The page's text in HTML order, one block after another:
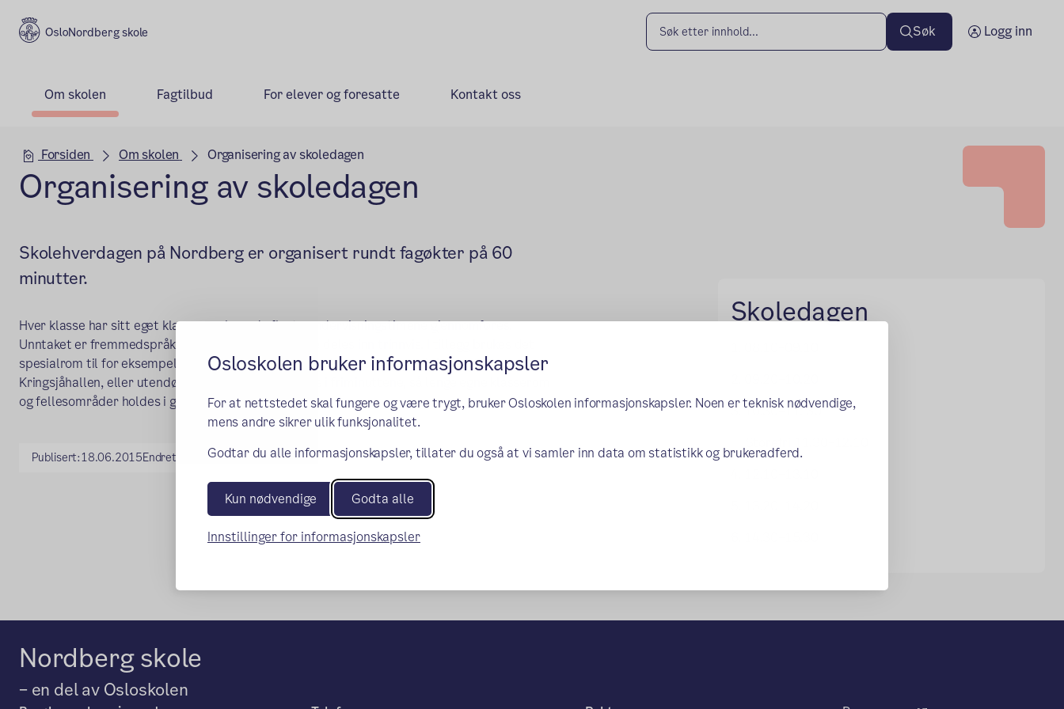
Osloskolen bruker informasjonskapsler
For at nettstedet skal fungere og være trygt, bruker Osloskolen informasjonskapsler. Noen er teknisk nødvendige,
mens andre sikrer ulik funksjonalitet.
Godtar du alle informasjonskapsler, tillater du også at vi samler inn data om statistikk og brukeradferd.
Kun nødvendige Godta alle
Innstillinger for informasjonskapsler
Nordberg skole Søk Logg inn
Om skolen Fagtilbud For elever og foresatte Kontakt oss
Hovedseksjon
Forsiden Om skolen Organisering av skoledagen
Organisering av skoledagen
Skolehverdagen på Nordberg er organisert rundt fagøkter på 60
minutter.
Hver klasse har sitt eget klasserom hvor de fleste undervisningstimene gjennomføres.
Unntaket er fremmedspråk og valgfag hvor klassene deles inn trinnvis. I tillegg brukes det
spesialrom til for eksempel musikk og naturfag, mens kroppsøvning er lokalisert i
Kringsjåhallen, eller utendørs. Elevene kan være inne i friminuttene, så lenge egne klasserom
og fellesområder holdes i god og ryddig orden.
Publisert:18.06.2015Endret: 28.07.2017
Skoledagen
3. 10.30–11. 30
Nordberg skole
– en del av Osloskolen